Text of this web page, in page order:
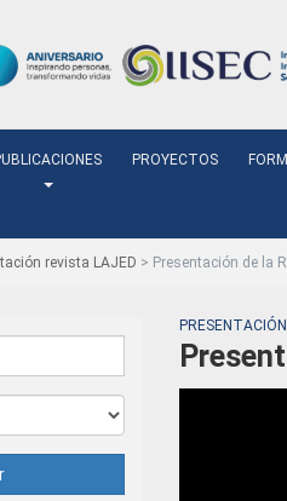
PROYECTOS
revista LAJED > Presentación de la